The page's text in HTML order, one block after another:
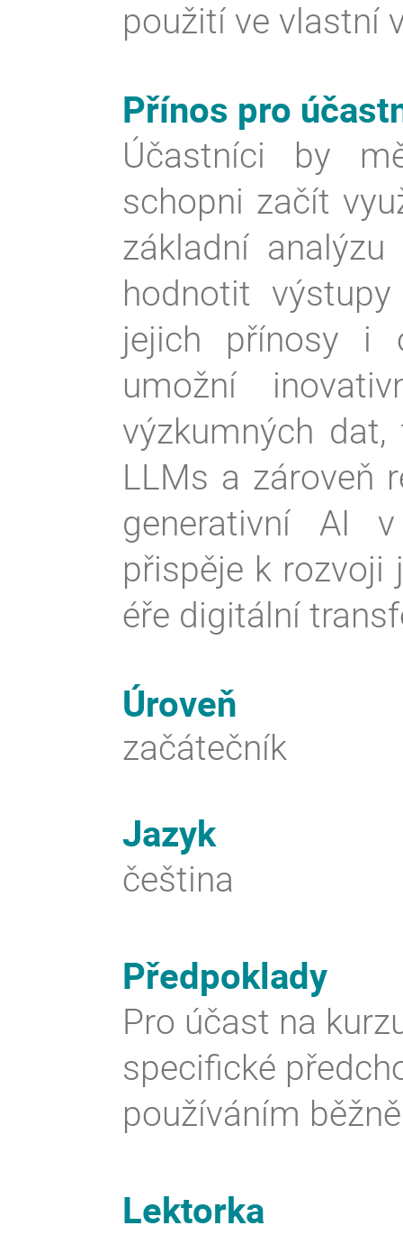
použití ve vlastní
Přínos pro
Účastníci by
schopni začít
základní
hodnotit
jejich přínosy i
umožní
výzkumných
LLMs a zároveň
generativní AI
přispěje k rozvoji
éře digitální
Úroveň
začátečník
Jazyk
čeština
Předpoklady
Pro účast na
specifické
používáním
Lektorka